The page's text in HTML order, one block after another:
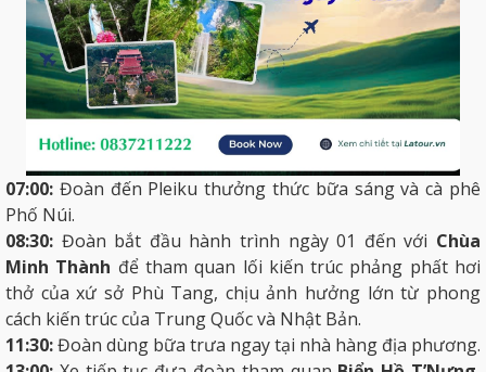
07:00: Đoàn đến Pleiku thưởng thức bữa sáng và cà phê
Phố Núi.
08:30: Đoàn bắt đầu hành trình ngày 01 đến với Chùa
Minh Thành để tham quan lối kiến trúc phảng phất hơi
thở của xứ sở Phù Tang, chịu ảnh hưởng lớn từ phong
cách kiến trúc của Trung Quốc và Nhật Bản.
11:30:Đoàn dùng bữa trưa ngay tại nhà hàng địa phương.